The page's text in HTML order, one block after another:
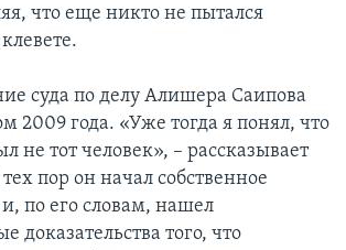
что еще никто не пытался
суда по делу Алишера Саипова
2009 года. «Уже тогда я понял, что
не тот человек», – рассказывает
пор он начал собственное
по его словам, нашел
доказательства того, что